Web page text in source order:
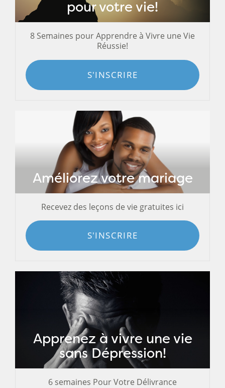
pour votre vie!
8 Semaines pour Apprendre à Vivre une Vie
Réussie!
S'INSCRIRE
Améliorez votre mariage
Recevez des leçons de vie gratuites ici
S'INSCRIRE
Apprenez à vivre une vie
sans Dépression!
6 semaines Pour Votre Délivrance